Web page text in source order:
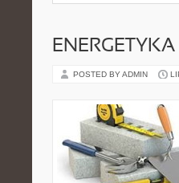
POSTED BY ADMIN